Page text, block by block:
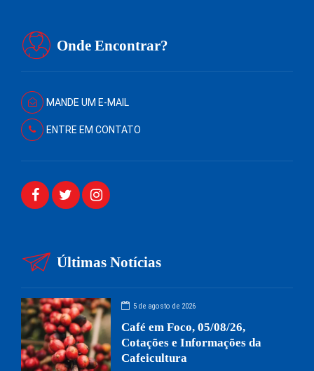
Onde Encontrar?
MANDE UM E-MAIL
ENTRE EM CONTATO
Últimas Notícias
5 de agosto de 2026
Café em Foco, 05/08/26,
Cotações e Informações da
Cafeicultura